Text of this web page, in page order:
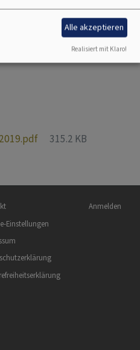
315.2 KB
Einstellungen
Anmelden
Alle akzeptieren
Realisiert mit Klaro!